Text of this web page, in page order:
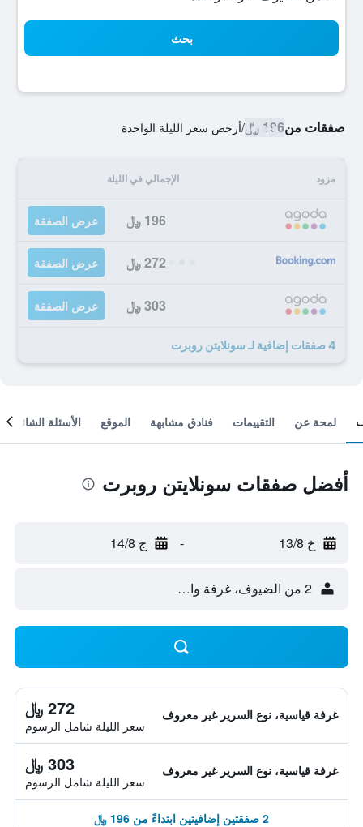
بحث
صفقات من196 ﷼ /أرخص سعر الليلة الواحدة
مزود الإجمالي في الليلة
196 ﷼ عرض الصفقة
272 ﷼ عرض الصفقة
303 ﷼ عرض الصفقة
4 صفقات إضافية لـ سونلايتن روبرت
لمحة عن التقييمات فنادق مشابهة الموقع الأسئلة الشائعة
أفضل صفقات سونلايتن روبرت
خ 13/8 - ج 14/8
2 من الضيوف، غرفة واحدة
غرفة قياسية، نوع السرير غير معروف 272 ﷼
سعر الليلة شامل الرسوم
غرفة قياسية، نوع السرير غير معروف 303 ﷼
سعر الليلة شامل الرسوم
2 صفقتين إضافيتين ابتداءً من 196 ﷼